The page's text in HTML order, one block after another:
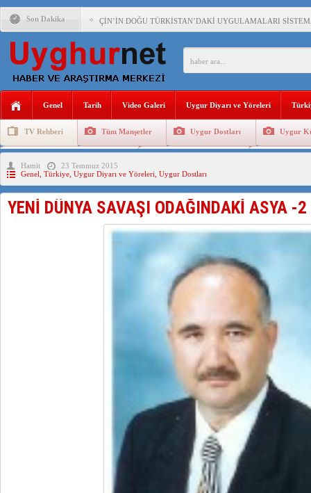
Son Dakika ÇİN’İN DOĞU TÜRKİSTAN’DAKİ UYGULAMALARI
DİYANET AKADEMİSİ BAŞKANI DOÇ.DR.KAAN : DOĞU
ÇİN’İN UYGUR POLİTİKALARINI ÖVEN DİYANET
MHP’DEN URUMÇİ KATLİAMI MESAJİ : 05.07.2009
İŞGALCİ ÇİN’DEN “FETİHLER SULTANI
SAADET PARTİSİ İLÇE BAŞKANI : TEMMUZ AYI,DOĞU
İŞGALCİ ÇİN,DOĞU TÜRKİSTAN’DA EN AZ 143 BİN
Genel Tarih Video Galeri Uygur Diyarı ve Yöreleri
TV Rehberi Tüm Manşetler Uygur Dostları Uygur
Uygurlarda Düğün ve Cenaze
Hamit
23 Temmuz 2015
Genel Türkiye Uygur Diyarı ve Yöreleri Uygur Dostları
YENİ DÜNYA SAVAŞI ODAĞINDAKİ ASYA -2